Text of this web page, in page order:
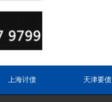
效快
，比找公司
上海讨债 天津要债